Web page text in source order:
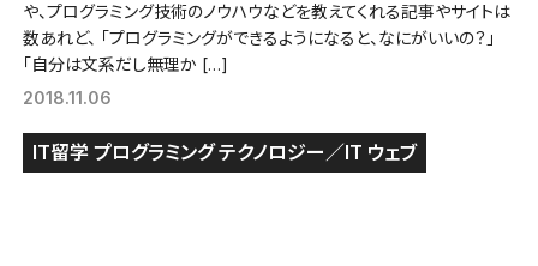
や、プログラミング技術のノウハウなどを教えてくれる記事やサイトは
数あれど、 「プログラミングができるようになると、なにがいいの？」
「自分は文系だし無理か […]
2018.11.06
IT留学 プログラミング テクノロジー／IT ウェブ